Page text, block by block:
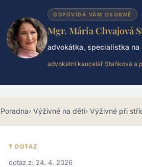
ODPOVÍDÁ VÁM OSOBNĚ
Mgr. Mária Chvajová
advokátka, specialistka na
advokátní kancelář Staňková a
Poradna Výživné na děti Výživné při
❓ DOTAZ
dotaz z: 24. 4. 2026